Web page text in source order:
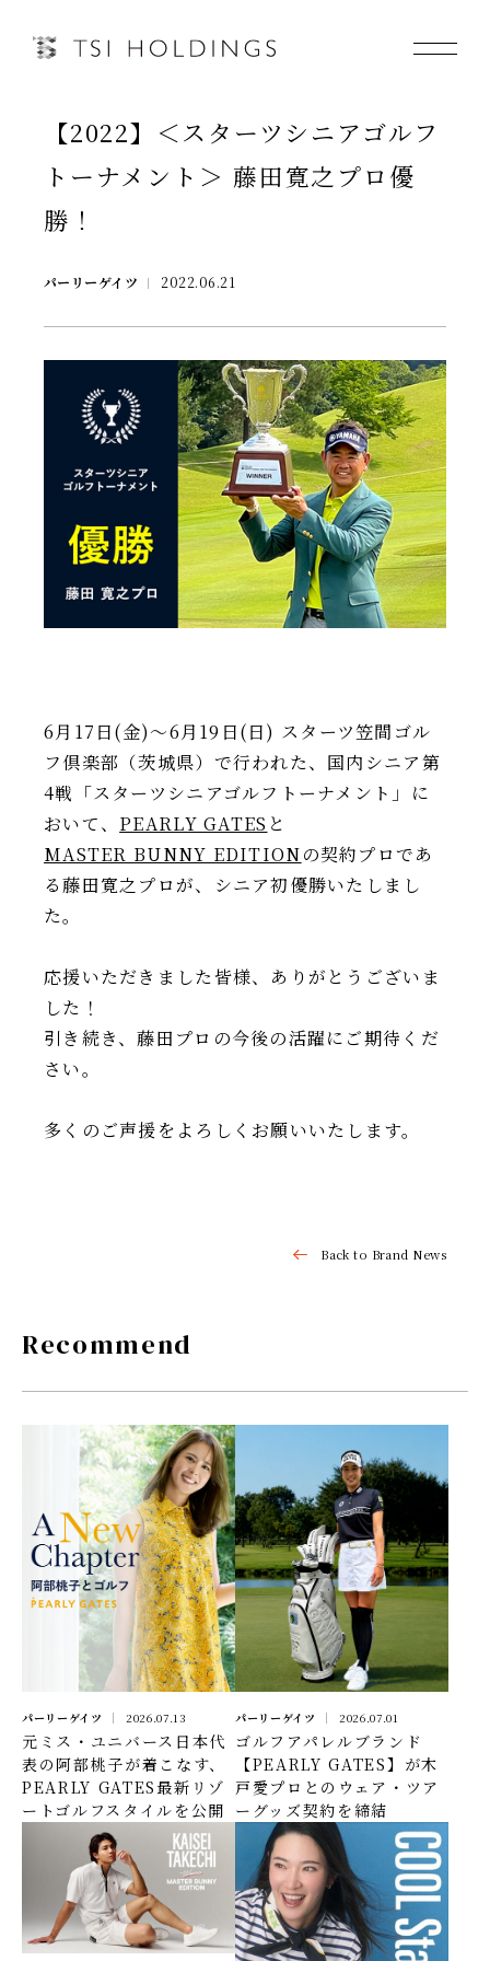
Information
Brand
Brand News
Our Purpose
Sustainability
会社情報
IR情報
TSIトピックス
Foreign Investor
【2022】＜スターツシニアゴルフ
トーナメント＞ 藤田寛之プロ優
勝！
パーリーゲイツ 2022.06.21
6月17日(金)～6月19日(日) スターツ笠間ゴル
フ倶楽部（茨城県）で行われた、国内シニア第
4戦「スターツシニアゴルフトーナメント」に
おいて、 PEARLY GATES と
MASTER BUNNY EDITIONの契約プロであ
る藤田寛之プロが、シニア初優勝いたしまし
た。
応援いただきました皆様、ありがとうございま
した！
引き続き、藤田プロの今後の活躍にご期待くだ
さい。
多くのご声援をよろしくお願いいたします。
Back to Brand News
Recommend
パーリーゲイツ 2026.07.13
元ミス・ユニバース日本代
表の阿部桃子が着こなす、
PEARLY GATES最新リゾ
ートゴルフスタイルを公開
パーリーゲイツ 2026.07.01
ゴルフアパレルブランド
【PEARLY GATES】が木
戸愛プロとのウェア・ツア
ーグッズ契約を締結